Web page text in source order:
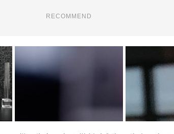
RECOMMEND